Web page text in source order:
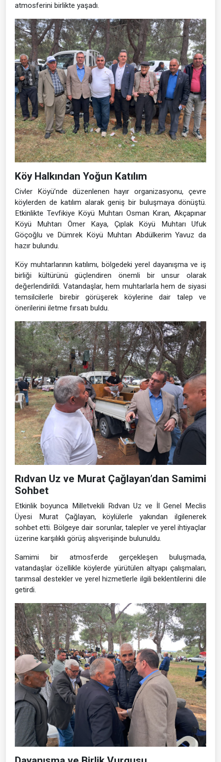
atmosferini birlikte yaşadı.
Köy Halkından Yoğun Katılım
Civler Köyü’nde düzenlenen hayır organizasyonu, çevre
köylerden de katılım alarak geniş bir buluşmaya dönüştü.
Etkinlikte Tevfikiye Köyü Muhtarı Osman Kıran, Akçapınar
Köyü Muhtarı Ömer Kaya, Çıplak Köyü Muhtarı Ufuk
Göçoğlu ve Dümrek Köyü Muhtarı Abdülkerim Yavuz da
hazır bulundu.
Köy muhtarlarının katılımı, bölgedeki yerel dayanışma ve iş
birliği kültürünü güçlendiren önemli bir unsur olarak
değerlendirildi. Vatandaşlar, hem muhtarlarla hem de siyasi
temsilcilerle birebir görüşerek köylerine dair talep ve
önerilerini iletme fırsatı buldu.
Rıdvan Uz ve Murat Çağlayan’dan Samimi
Sohbet
Etkinlik boyunca Milletvekili Rıdvan Uz ve İl Genel Meclis
Üyesi Murat Çağlayan, köylülerle yakından ilgilenerek
sohbet etti. Bölgeye dair sorunlar, talepler ve yerel ihtiyaçlar
üzerine karşılıklı görüş alışverişinde bulunuldu.
Samimi bir atmosferde gerçekleşen buluşmada,
vatandaşlar özellikle köylerde yürütülen altyapı çalışmaları,
tarımsal destekler ve yerel hizmetlerle ilgili beklentilerini dile
getirdi.